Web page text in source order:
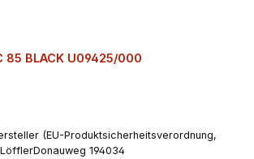
85 BLACK U09425/000
(EU-Produktsicherheitsverordnung,
194034